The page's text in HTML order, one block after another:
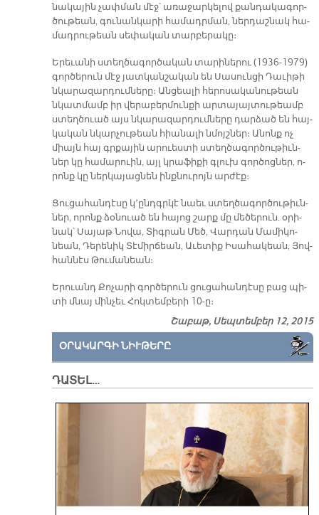
նա­կա­յին չափ­ման մէջ՝ ա­ռա­ջար­կե­լով քան­դա­կա­գոր­
ծու­թեան, գու­նան­կա­րի հա­մադր­ման, ներ­դաշ­նակ հա­
մադ­րու­թեան սե­փա­կան տար­բե­րա­կը։
Ե­րե­ւա­նի ստեղ­ծա­գոր­ծա­կան տա­րի­նե­րու (1936-1979)
գոր­ծե­րուն մէջ յատ­կան­շա­կան են Սա­սուն­ցի Դա­ւի­թի
նկա­րա­զար­դում­նե­րը։ Ան­ցեա­լի հե­րո­սա­կա­նու­թեան
նկատ­մամբ իր վե­րա­բեր­մուն­քի ար­տա­յայ­տու­թեամբ
ստեղ­ծուած այս նկա­րա­զար­դում­նե­րը դար­ձած են հայ­
կա­կան նկար­չու­թեան հիա­նա­լի նմոյշ­ներ։ Ա­նոնք ոչ
միայն հայ գրքա­յին ա­րուես­տի ստեղ­ծա­գոր­ծու­թիւն­
ներ կը հա­մա­րուին, այլ կրա­ֆի­քի գլուխ գոր­ծոց­ներ, ո­
րոնք կը ներ­կա­յաց­նեն ինք­նու­րոյն ար­ժէք։
Ցու­ցա­հան­դէ­սը կ՚ընդգր­կէ նաեւ ստեղ­ծա­գոր­ծու­թիւն­
ներ, ո­րոնք ձօ­նուած են հա­յոց շարք մը մե­ծե­րուն. օ­րի­
նակ՝ Սա­յաթ Նո­վա, Տիգ­րան Մեծ, Վար­դան Մա­մի­կո­
նեան, Դե­րե­նիկ Տէ­միր­ճեան, Ա­ւե­տիք Ի­սա­հա­կեան, Յով­
հան­նէս Թու­մա­նեան։
Ե­րուանդ Քո­չա­րի գոր­ծե­րուն ցու­ցա­հան­դէ­սը բաց պի­
տի մնայ մին­չեւ Հոկ­տեմ­բե­րի 10-ը։
Շաբաթ, Սեպտեմբեր 12, 2015
ՕՐԱԿԱՐԳԻ ՆԻՒԹԵՐԸ
ԴԱՏԵԼ…